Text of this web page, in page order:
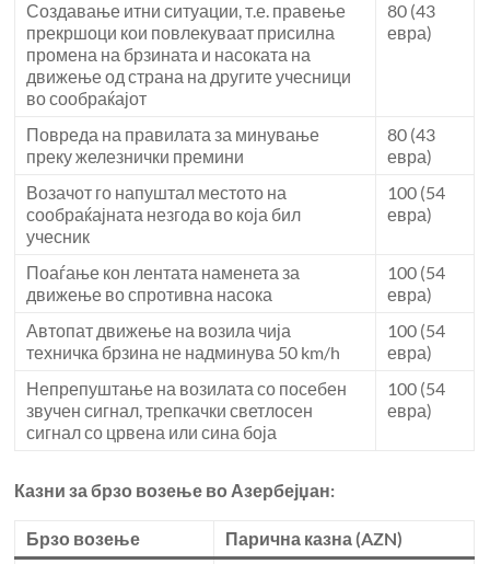
Создавање итни ситуации, т.е. правење
прекршоци кои повлекуваат присилна
промена на брзината и насоката на
движење од страна на другите учесници
во сообраќајот
80 (43
евра)
Повреда на правилата за минување
преку железнички премини
80 (43
евра)
Возачот го напуштал местото на
сообраќајната незгода во која бил
учесник
100 (54
евра)
Поаѓање кон лентата наменета за
движење во спротивна насока
100 (54
евра)
Автопат движење на возила чија
техничка брзина не надминува 50 km/h
100 (54
евра)
Непрепуштање на возилата со посебен
звучен сигнал, трепкачки светлосен
сигнал со црвена или сина боја
100 (54
евра)
Казни за брзо возење во Азербејџан:
Брзо возење
Парична казна (AZN)